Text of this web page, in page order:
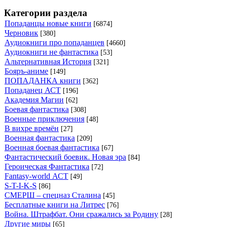
Категории раздела
Попаданцы новые книги [6874]
Черновик [380]
Аудиокниги про попаданцев [4660]
Аудиокниги не фантастика [53]
Альтернативная История [321]
Бояръ-аниме [149]
ПОПАДАНКА книги [362]
Попаданец АСТ [196]
Академия Магии [62]
Боевая фантастика [308]
Военные приключения [48]
В вихре времён [27]
Военная фантастика [209]
Военная боевая фантастика [67]
Фантастический боевик. Новая эра [84]
Героическая Фантастика [72]
Fantasy-world АСТ [49]
S-T-I-K-S [86]
СМЕРШ – спецназ Сталина [45]
Бесплатные книги на Литрес [76]
Война. Штрафбат. Они сражались за Родину [28]
Другие миры [65]